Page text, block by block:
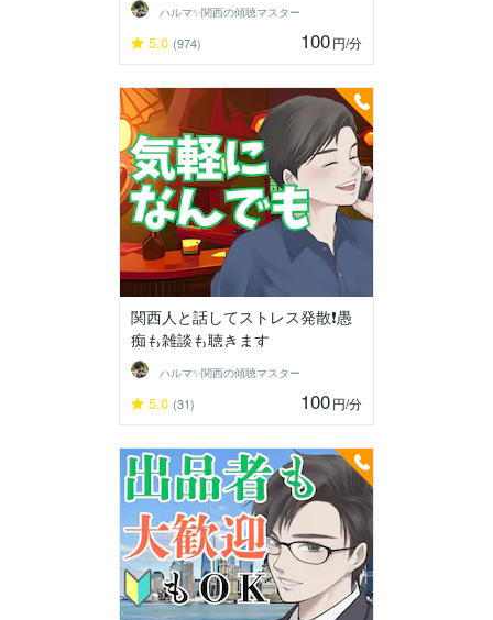
ハルマ✨関西の傾聴マスター
5.0 (974) 100円/分
関西人と話してストレス発散❗️愚
痴も雑談も聴きます
ハルマ✨関西の傾聴マスター
5.0 (31) 100円/分